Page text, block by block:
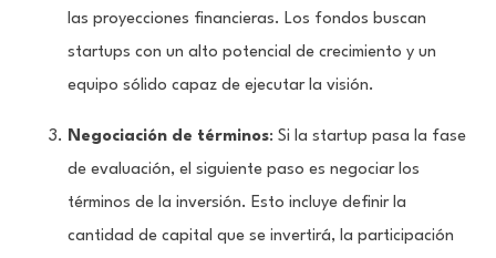
las proyecciones financieras. Los fondos buscan
startups con un alto potencial de crecimiento y un
equipo sólido capaz de ejecutar la visión.
Negociación de términos: Si la startup pasa la fase
de evaluación, el siguiente paso es negociar los
términos de la inversión. Esto incluye definir la
cantidad de capital que se invertirá, la participación